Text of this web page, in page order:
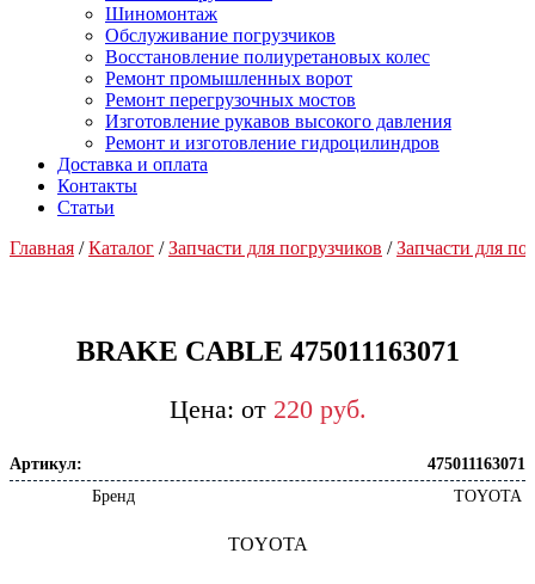
Шиномонтаж
Обслуживание погрузчиков
Восстановление полиуретановых колес
Ремонт промышленных ворот
Ремонт перегрузочных мостов
Изготовление рукавов высокого давления
Ремонт и изготовление гидроцилиндров
Доставка и оплата
Контакты
Статьи
Главная /Каталог /Запчасти для погрузчиков /Запчасти для
BRAKE CABLE 475011163071
от 220 руб.
Артикул:
475011163071
Бренд
TOYOTA
TOYOTA